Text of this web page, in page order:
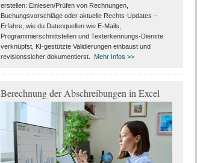
erstellen: Einlesen/Prüfen von Rechnungen,
Buchungsvorschläge oder aktuelle Rechts-Updates –
Erfahre, wie du Datenquellen wie E-Mails,
Programmierschnittstellen und Texterkennungs-Dienste
verknüpfst, KI-gestützte Validierungen einbaust und
revisionssicher dokumentierst.
Mehr Infos >>
Berechnung der Abschreibungen in Excel